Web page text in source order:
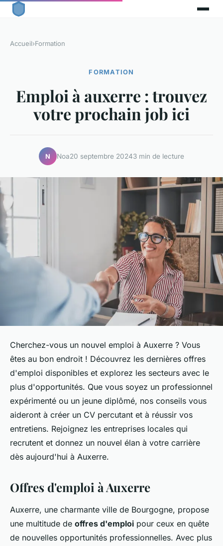
Accueil›Formation
FORMATION
Emploi à auxerre : trouvez
votre prochain job ici
N Noa20 septembre 20243 min de lecture
Cherchez-vous un nouvel emploi à Auxerre ? Vous
êtes au bon endroit ! Découvrez les dernières offres
d'emploi disponibles et explorez les secteurs avec le
plus d'opportunités. Que vous soyez un professionnel
expérimenté ou un jeune diplômé, nos conseils vous
aideront à créer un CV percutant et à réussir vos
entretiens. Rejoignez les entreprises locales qui
recrutent et donnez un nouvel élan à votre carrière
dès aujourd'hui à Auxerre.
Offres d'emploi à Auxerre
Auxerre, une charmante ville de Bourgogne, propose
une multitude de offres d'emploi pour ceux en quête
de nouvelles opportunités professionnelles. Avec plus